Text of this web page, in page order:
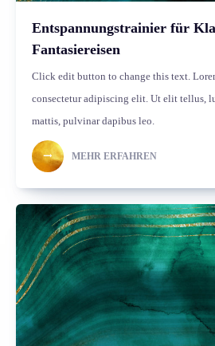
Entspannungstrainier für
Fantasiereisen
Click edit button to change this text.
consectetur adipiscing elit. Ut elit tellus,
mattis, pulvinar dapibus leo.
MEHR ERFAHREN